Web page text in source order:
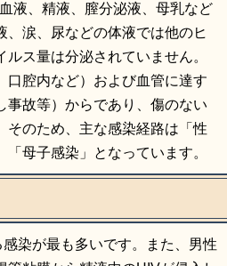
液、精液、膣分泌液、母乳など
、涙、尿などの体液では他のヒ
ルス量は分泌されていません。
口腔内など）および血管に達す
事故等）からであり、傷のない
そのため、主な感染経路は「性
母子感染」となっています。
染が最も多いです。また、男性